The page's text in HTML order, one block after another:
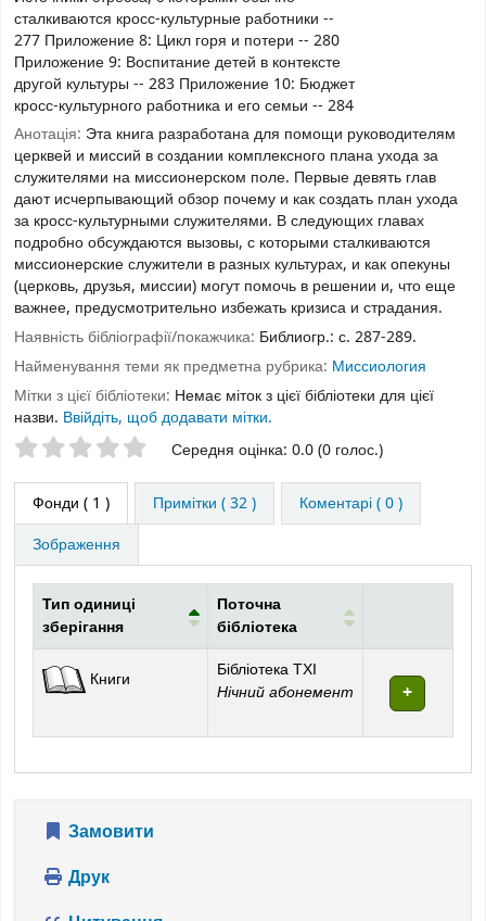
сталкиваются кросс-культурные работники --
277 Приложение 8: Цикл горя и потери -- 280
Приложение 9: Воспитание детей в контексте
другой культуры -- 283 Приложение 10: Бюджет
кросс-культурного работника и его семьи -- 284
Анотація: Эта книга разработана для помощи руководителям
церквей и миссий в создании комплексного плана ухода за
служителями на миссионерском поле. Первые девять глав
дают исчерпывающий обзор почему и как создать план ухода
за кросс-культурными служителями. В следующих главах
подробно обсуждаются вызовы, с которыми сталкиваются
миссионерские служители в разных культурах, и как опекуны
(церковь, друзья, миссии) могут помочь в решении и, что еще
важнее, предусмотрительно избежать кризиса и страдания.
Наявність бібліографії/покажчика: Библиогр.: с. 287-289.
Найменування теми як предметна рубрика: Миссиология
Мітки з цієї бібліотеки: Немає міток з цієї бібліотеки для цієї
назви. Ввійдіть, щоб додавати мітки.
Оцінки зірочкамиСередня оцінка: 0.0 (0 голос.)
Фонди ( 1 ) Примітки ( 32 )
Коментарі ( 0 )
Зображення
Фонди
Тип одиниці
зберігання
Поточна
бібліотека
Книги Бібліотека ТХІ
Нічний абонемент
Замовити
Друк